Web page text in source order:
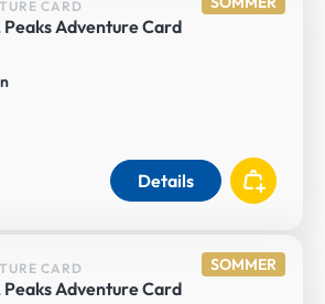
CARD
Peaks Adventure Card
Details
SOMMER
CARD
Peaks Adventure Card